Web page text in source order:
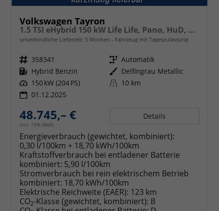
Volkswagen Tayron
1.5 TSI eHybrid 150 kW Life Life, Pano, HuD, AHK, AreaView, Side, Navi, Winter, 5-J. Garantie
unverbindliche Lieferzeit: 5 Wochen Fahrzeug mit Tageszulassung
Fahrzeugnr. 358341 Getriebe Automatik
Kraftstoff Hybrid Benzin Außenfarbe Delfingrau Metallic
Leistung 150 kW (204 PS) Kilometerstand 10 km
01.12.2025
48.745,– €
incl. 19% MwSt.
Details
Energieverbrauch (gewichtet, kombiniert):
0,30 l/100km + 18,70 kWh/100km
Kraftstoffverbrauch bei entladener Batterie
kombiniert: 5,90 l/100km
Stromverbrauch bei rein elektrischem Betrieb
kombiniert: 18,70 kWh/100km
Elektrische Reichweite (EAER): 123 km
CO2-Klasse (gewichtet, kombiniert): B